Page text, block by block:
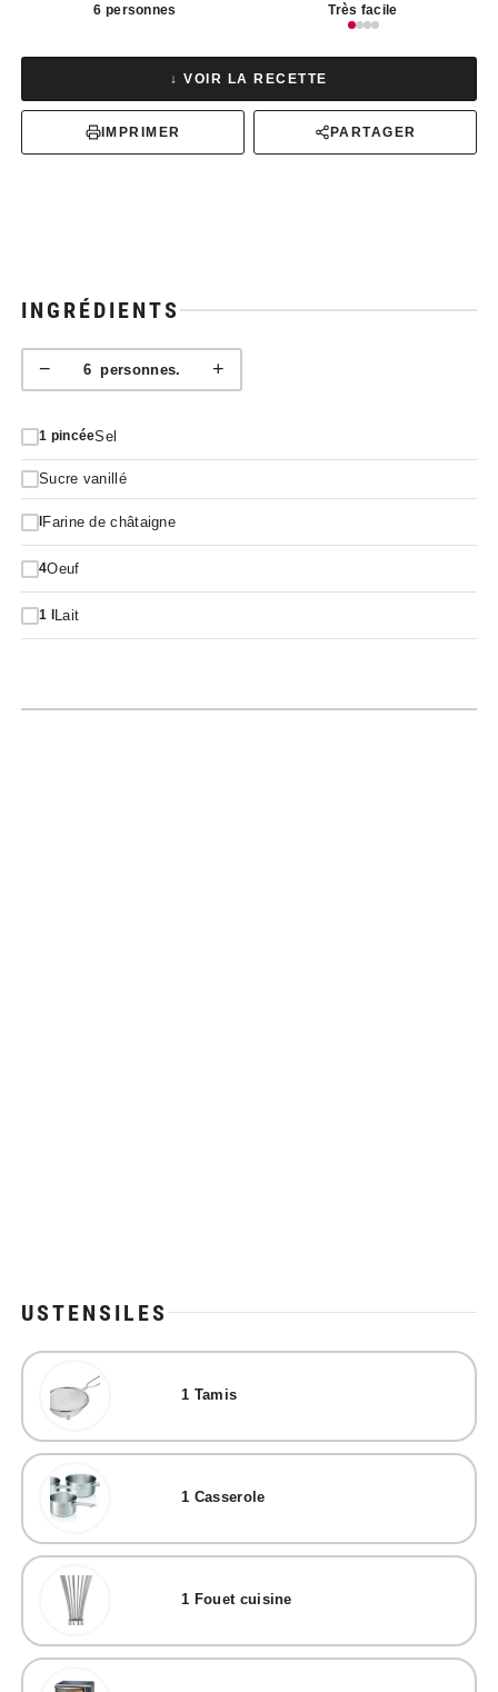
6 personnes Très facile
↓ VOIR LA RECETTE
IMPRIMER PARTAGER
INGRÉDIENTS
− 6personnes. +
1 pincéeSel
Sucre vanillé
Farine de châtaigne
4Oeuf
1 Lait
USTENSILES
1 Tamis
1 Casserole
1 Fouet cuisine